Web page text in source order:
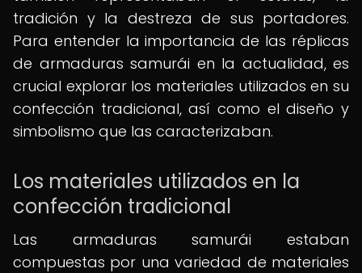
tradición y la destreza de sus portadores.
Para entender la importancia de las réplicas
de armaduras samurái en la actualidad, es
crucial explorar los materiales utilizados en su
confección tradicional, así como el diseño y
simbolismo que las caracterizaban.
Los materiales utilizados en la
confección tradicional
Las armaduras samurái estaban
compuestas por una variedad de materiales